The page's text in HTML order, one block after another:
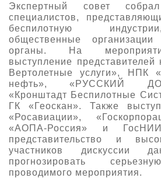
Экспертный совет
специалистов,
беспилотную
общественные
органы. На
выступление
Вертолетные услуги», НПК
нефть», «РУССКИЙ
«Кронштадт Беспилотные
ГК «Геоскан». Также
«Росавиации»,
«АОПА-Россия» и
представительство и
участников дискуссии
прогнозировать
проводимого мероприятия.